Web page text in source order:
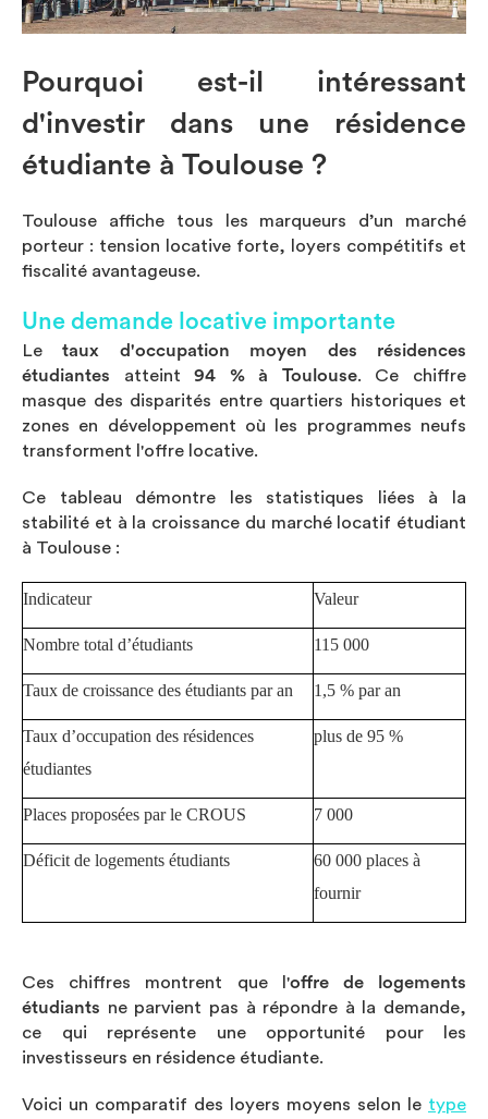
Pourquoi est-il intéressant
d'investir dans une résidence
étudiante à Toulouse ?
Toulouse affiche tous les marqueurs d’un marché
porteur : tension locative forte, loyers compétitifs et
fiscalité avantageuse.
Une demande locative importante
Letaux d'occupation moyen des résidences
étudiantes atteint94 % à Toulouse. Ce chiffre
masque des disparités entre quartiers historiques et
zones en développement où les programmes neufs
transforment l'offre locative.
Ce tableau démontre les statistiques liées à la
stabilité et à la croissance du marché locatif étudiant
à Toulouse :
Indicateur Valeur
Nombre total d’étudiants 115 000
Taux de croissance des étudiants par an 1,5 % par an
Taux d’occupation des résidences
étudiantes
plus de 95 %
Places proposées par le CROUS 7 000
Déficit de logements étudiants
60 000 places à
fournir
Ces chiffres montrent que l'offre de logements
étudiants ne parvient pas à répondre à la demande,
ce qui représente une opportunité pour les
investisseurs en résidence étudiante.
Voici un comparatif des loyers moyens selon le type